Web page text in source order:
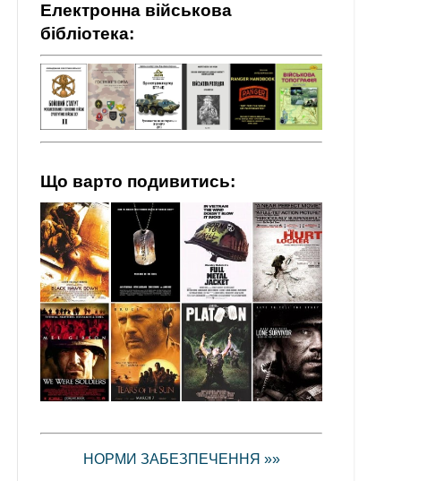
Електронна військова
бібліотека:
Що варто подивитись:
НОРМИ ЗАБЕЗПЕЧЕННЯ »»